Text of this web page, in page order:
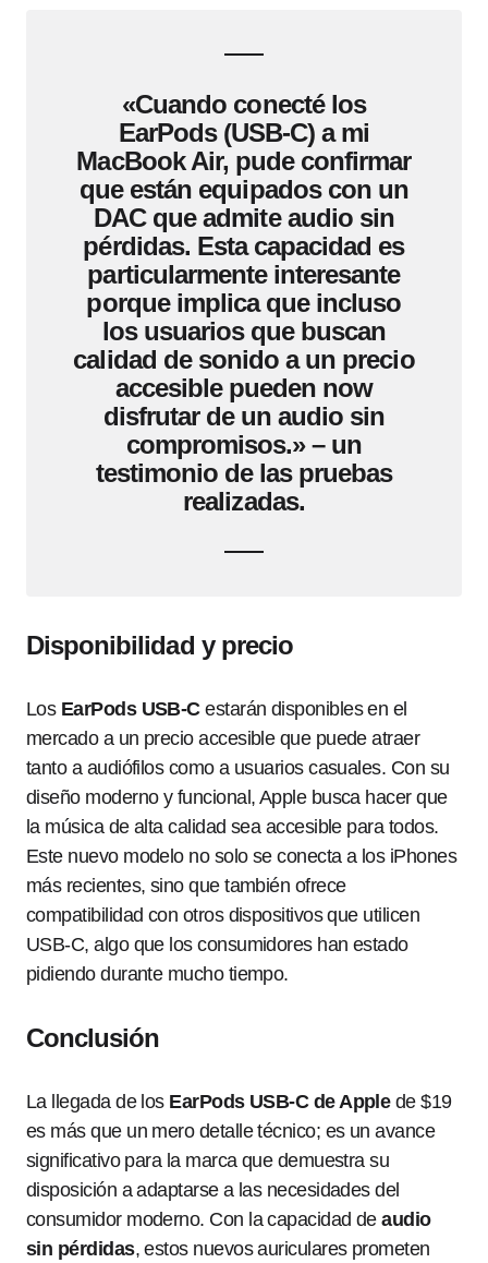
«Cuando conecté los
EarPods (USB-C) a mi
MacBook Air, pude confirmar
que están equipados con un
DAC que admite audio sin
pérdidas. Esta capacidad es
particularmente interesante
porque implica que incluso
los usuarios que buscan
calidad de sonido a un precio
accesible pueden now
disfrutar de un audio sin
compromisos.» – un
testimonio de las pruebas
realizadas.
Disponibilidad y precio
Los EarPods USB-Cestarán disponibles en el
mercado a un precio accesible que puede atraer
tanto a audiófilos como a usuarios casuales. Con su
diseño moderno y funcional, Apple busca hacer que
la música de alta calidad sea accesible para todos.
Este nuevo modelo no solo se conecta a los iPhones
más recientes, sino que también ofrece
compatibilidad con otros dispositivos que utilicen
USB-C, algo que los consumidores han estado
pidiendo durante mucho tiempo.
Conclusión
La llegada de los EarPods USB-C de Applede $19
es más que un mero detalle técnico; es un avance
significativo para la marca que demuestra su
disposición a adaptarse a las necesidades del
consumidor moderno. Con la capacidad deaudio
sin pérdidas, estos nuevos auriculares prometen